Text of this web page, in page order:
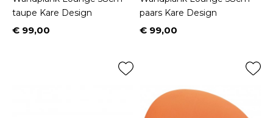
taupe Kare Design
Prijs
€ 99,00
paars Kare Design
Prijs
€ 99,00